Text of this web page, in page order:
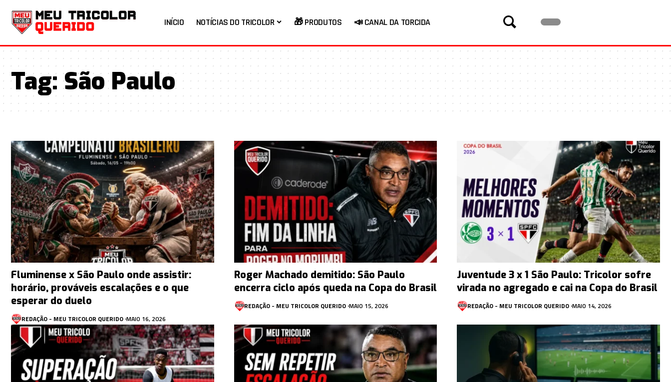
INÍCIO NOTÍCIAS DO TRICOLOR 🎁 PRODUTOS 📣 CANAL DA TORCIDA
Tag:São Paulo
Fluminense x São Paulo onde assistir:
horário, prováveis escalações e o que
esperar do duelo
REDAÇÃO - MEU TRICOLOR QUERIDO MAIO 16, 2026
Roger Machado demitido: São Paulo
encerra ciclo após queda na Copa do Brasil
REDAÇÃO - MEU TRICOLOR QUERIDO MAIO 15, 2026
Juventude 3 x 1 São Paulo: Tricolor sofre
virada no agregado e cai na Copa do Brasil
REDAÇÃO - MEU TRICOLOR QUERIDO MAIO 14, 2026